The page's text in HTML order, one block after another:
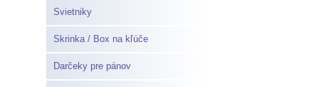
Svietniky
Skrinka / Box na kľúče
Darčeky pre pánov